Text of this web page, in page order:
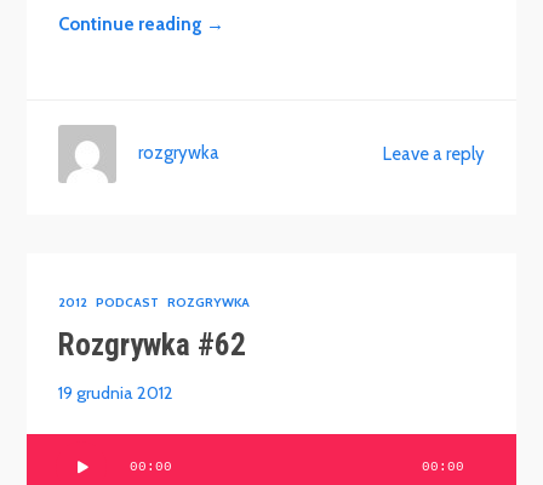
Continue reading →
Leave a reply
rozgrywka
2012 PODCAST ROZGRYWKA
Rozgrywka #62
19 grudnia 2012
00:00 00:00